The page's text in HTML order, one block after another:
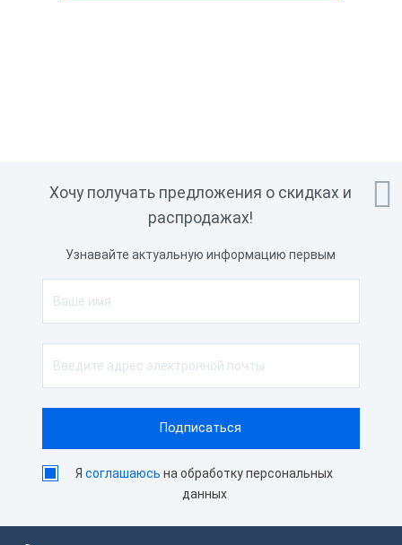

Хочу получать предложения о скидках и
распродажах!
Узнавайте актуальную информацию первым
Ясоглашаюсь на обработку персональных
данных